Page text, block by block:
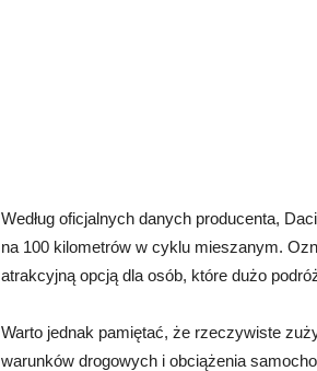
Według oficjalnych danych producenta,
na 100 kilometrów w cyklu mieszanym.
atrakcyjną opcją dla osób, które dużo
Warto jednak pamiętać, że rzeczywiste
warunków drogowych i obciążenia